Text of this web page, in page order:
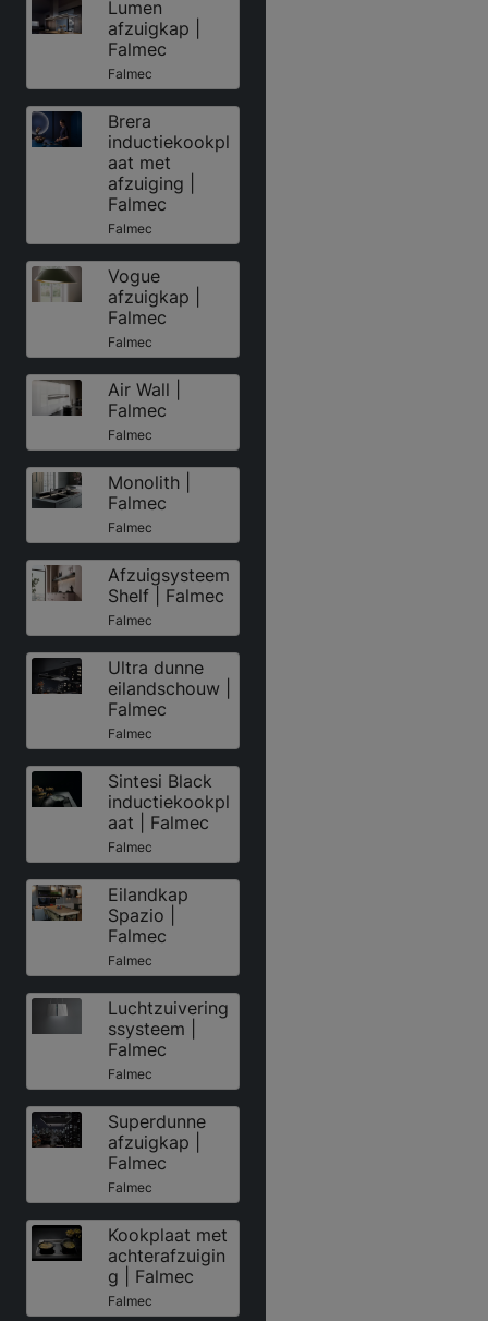
Lumen
afzuigkap |
Falmec
Falmec
Brera
inductiekookpl
aat met
afzuiging |
Falmec
Falmec
Vogue
afzuigkap |
Falmec
Falmec
Air Wall |
Falmec
Falmec
Monolith |
Falmec
Falmec
Afzuigsysteem
Shelf | Falmec
Falmec
Ultra dunne
eilandschouw |
Falmec
Falmec
Sintesi Black
inductiekookpl
aat | Falmec
Falmec
Eilandkap
Spazio |
Falmec
Falmec
Luchtzuivering
ssysteem |
Falmec
Falmec
Superdunne
afzuigkap |
Falmec
Falmec
Kookplaat met
achterafzuigin
g | Falmec
Falmec